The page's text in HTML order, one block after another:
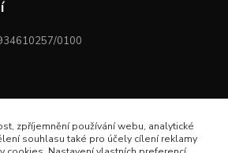
0100
zpříjemnění používání webu, analytické
souhlasu také pro účely cílení reklamy